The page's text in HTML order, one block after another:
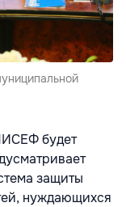
будет
защиты
нуждающихся